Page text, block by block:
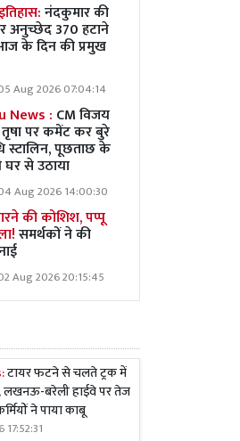
नंदकुमार की
अनुच्छेद 370 हटाने
के दिन की प्रमुख
Aug 2026 07:04:14
News : CM विजय
तृषा पर कमेंट कर बुरे
स्टालिन, पूछताछ के
से उठाया
Aug 2026 14:00:30
की कोशिश, पप्पू
समर्थकों ने की
Aug 2026 20:15:45
टायर फटने से चलते ट्रक में
बरेली हाईवे पर तेज
ने पाया काबू